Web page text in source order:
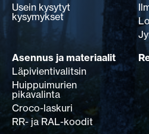
Usein kysytyt
kysymykset
Asennus ja materiaalit
Läpivientivalitsin
Huippuimurien
pikavalinta
Croco-laskuri
RR- ja RAL-koodit